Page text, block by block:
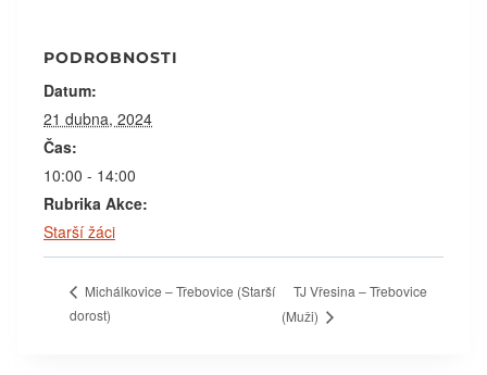
PODROBNOSTI
Datum:
21 dubna, 2024
Čas:
10:00 - 14:00
Rubrika Akce:
Starší žáci
Michálkovice – Třebovice (Starší
dorost)
TJ Vřesina – Třebovice
(Muži)